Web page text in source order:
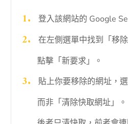
登入該網站的 Google
在左側選單中找到「移
點擊「新要求」。
貼上你要移除的網址，
而非「清除快取網址」